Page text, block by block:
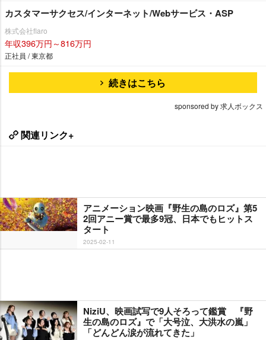
カスタマーサクセス/インターネット/Webサービス・ASP
株式会社flaro
年収396万円～816万円
正社員 / 東京都
続きはこちら
sponsored by 求人ボックス
関連リンク+
アニメーション映画『野生の島のロズ』第5
2回アニー賞で最多9冠、日本でもヒットス
タート
2025-02-11
NiziU、映画試写で9人そろって鑑賞 『野
生の島のロズ』で「大号泣、大洪水の嵐」
「どんどん涙が流れてきた」